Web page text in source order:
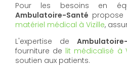
Pour les besoins en
Ambulatoire-Santé
matériel médical à Vizille,
L'expertise de
fourniture de lit médicalisé à
soutien aux patients.